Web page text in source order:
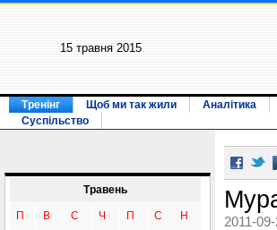
15 травня 2015
Тренінг Щоб ми так жили Аналітика
Суспільство
Травень
П В С Ч П С Н 2011-